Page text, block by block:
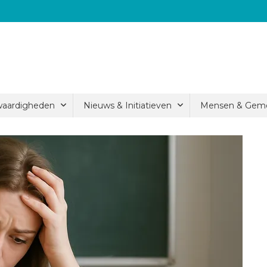
Nieuws & Initiatieven Mensen &